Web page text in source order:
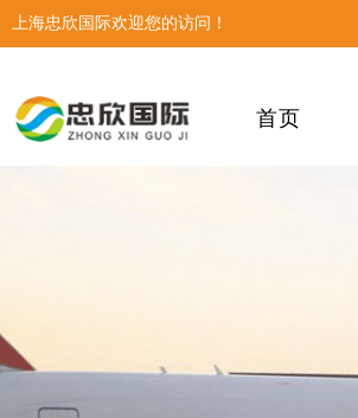
上海忠欣国际欢迎您的访问！
首页